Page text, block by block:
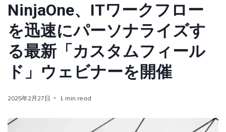
NinjaOne、ITワークフロー
を迅速にパーソナライズす
る最新「カスタムフィール
ド」ウェビナーを開催
2025年2月27日 1 min read